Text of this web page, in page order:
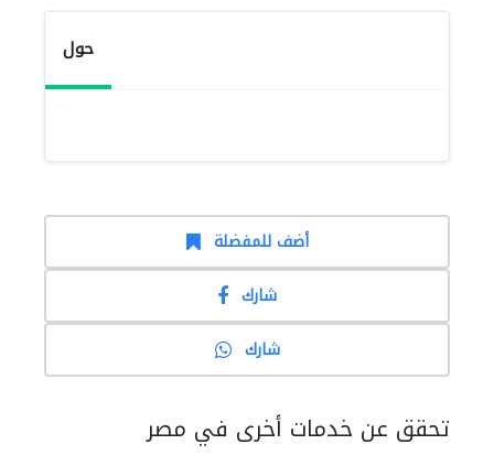
حول
أضف للمفضلة
شارك
شارك
تحقق عن خدمات أخرى في مصر